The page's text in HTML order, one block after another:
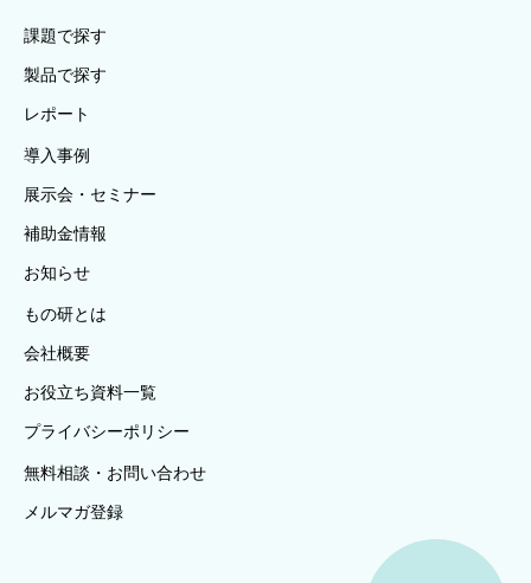
課題で探す
製品で探す
レポート
導入事例
展示会・セミナー
補助金情報
お知らせ
もの研とは
会社概要
お役立ち資料一覧
プライバシーポリシー
無料相談・お問い合わせ
メルマガ登録